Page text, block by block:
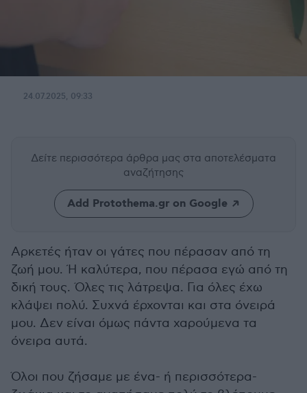
24.07.2025, 09:33
Δείτε περισσότερα άρθρα μας στα αποτελέσματα
αναζήτησης
Add Protothema.gr on Google
Αρκετές ήταν οι γάτες που πέρασαν από τη
ζωή μου. Ή καλύτερα, που πέρασα εγώ από τη
δική τους. Όλες τις λάτρεψα. Για όλες έχω
κλάψει πολύ. Συχνά έρχονται και στα όνειρά
μου. Δεν είναι όμως πάντα χαρούμενα τα
όνειρα αυτά.
Όλοι που ζήσαμε με ένα- ή περισσότερα-